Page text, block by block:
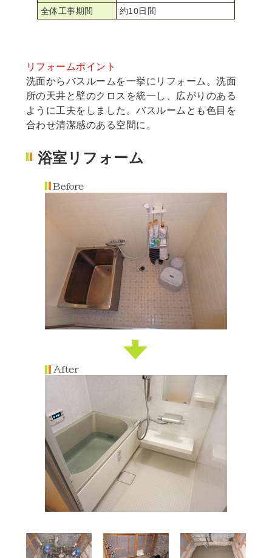
全体工事期間
約10日間
リフォームポイント
洗面からバスルームを一挙にリフォーム。洗面
所の天井と壁のクロスを統一し、広がりのある
ように工夫をしました。バスルームとも色目を
合わせ清潔感のある空間に。
浴室リフォーム